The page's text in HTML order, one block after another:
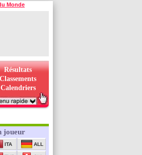
Monde
Résultats
Classements
Calendriers